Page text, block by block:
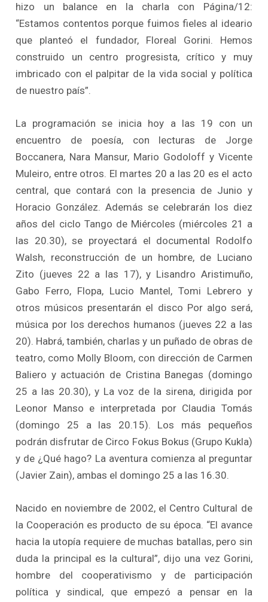
hizo un balance en la charla con Página/12:
“Estamos contentos porque fuimos fieles al ideario
que planteó el fundador, Floreal Gorini. Hemos
construido un centro progresista, crítico y muy
imbricado con el palpitar de la vida social y política
de nuestro país”.
La programación se inicia hoy a las 19 con un
encuentro de poesía, con lecturas de Jorge
Boccanera, Nara Mansur, Mario Godoloff y Vicente
Muleiro, entre otros. El martes 20 a las 20 es el acto
central, que contará con la presencia de Junio y
Horacio González. Además se celebrarán los diez
años del ciclo Tango de Miércoles (miércoles 21 a
las 20.30), se proyectará el documental Rodolfo
Walsh, reconstrucción de un hombre, de Luciano
Zito (jueves 22 a las 17), y Lisandro Aristimuño,
Gabo Ferro, Flopa, Lucio Mantel, Tomi Lebrero y
otros músicos presentarán el disco Por algo será,
música por los derechos humanos (jueves 22 a las
20). Habrá, también, charlas y un puñado de obras de
teatro, como Molly Bloom, con dirección de Carmen
Baliero y actuación de Cristina Banegas (domingo
25 a las 20.30), y La voz de la sirena, dirigida por
Leonor Manso e interpretada por Claudia Tomás
(domingo 25 a las 20.15). Los más pequeños
podrán disfrutar de Circo Fokus Bokus (Grupo Kukla)
y de ¿Qué hago? La aventura comienza al preguntar
(Javier Zain), ambas el domingo 25 a las 16.30.
Nacido en noviembre de 2002, el Centro Cultural de
la Cooperación es producto de su época. “El avance
hacia la utopía requiere de muchas batallas, pero sin
duda la principal es la cultural”, dijo una vez Gorini,
hombre del cooperativismo y de participación
política y sindical, que empezó a pensar en la